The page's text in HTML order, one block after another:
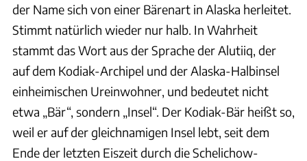
der Name sich von einer Bärenart in Alaska herleitet.
Stimmt natürlich wieder nur halb. In Wahrheit
stammt das Wort aus der Sprache der Alutiiq, der
auf dem Kodiak-Archipel und der Alaska-Halbinsel
einheimischen Ureinwohner, und bedeutet nicht
etwa „Bär“, sondern „Insel“. Der Kodiak-Bär heißt so,
weil er auf der gleichnamigen Insel lebt, seit dem
Ende der letzten Eiszeit durch die Schelichow-